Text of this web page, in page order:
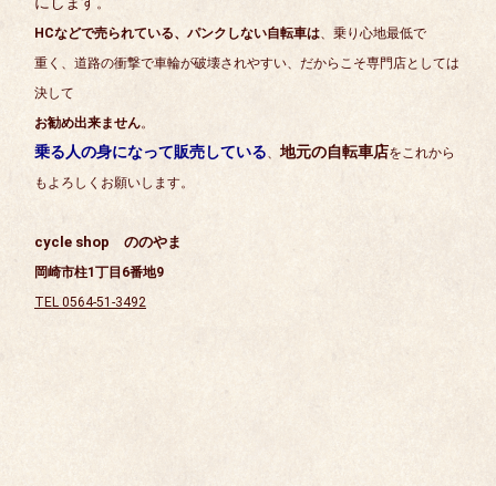
HCなどで売られている、パンクしない自転車は 、乗り心地最低で
重く、道路の衝撃で車輪が破壊されやすい、だからこそ専門店としては
決して
お勧め出来ません。
乗る人の身になって販売している 、地元の自転車店をこれから
もよろしくお願いします。
cycle shop ののやま
岡崎市柱1丁目6番地9
TEL 0564-51-3492